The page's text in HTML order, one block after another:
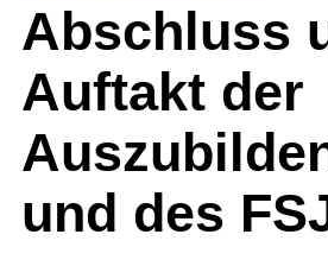
Abschluss
Auftakt der
und des